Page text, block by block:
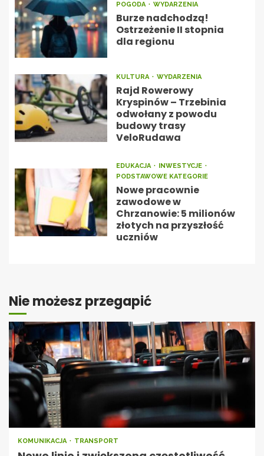
POGODA WYDARZENIA
Burze nadchodzą!
Ostrzeżenie II stopnia
dla regionu
KULTURA WYDARZENIA
Rajd Rowerowy
Kryspinów – Trzebinia
odwołany z powodu
budowy trasy
VeloRudawa
EDUKACJA
INWESTYCJE
PODSTAWOWE KATEGORIE
Nowe pracownie
zawodowe w
Chrzanowie: 5 milionów
złotych na przyszłość
uczniów
Nie możesz przegapić
KOMUNIKACJA TRANSPORT